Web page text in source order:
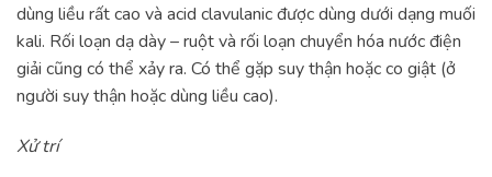
dùng liều rất cao và acid clavulanic được dùng dưới dạng muối
kali. Rối loạn dạ dày – ruột và rối loạn chuyển hóa nước điện
giải cũng có thể xảy ra. Có thể gặp suy thận hoặc co giật (ở
người suy thận hoặc dùng liều cao).
Xử trí